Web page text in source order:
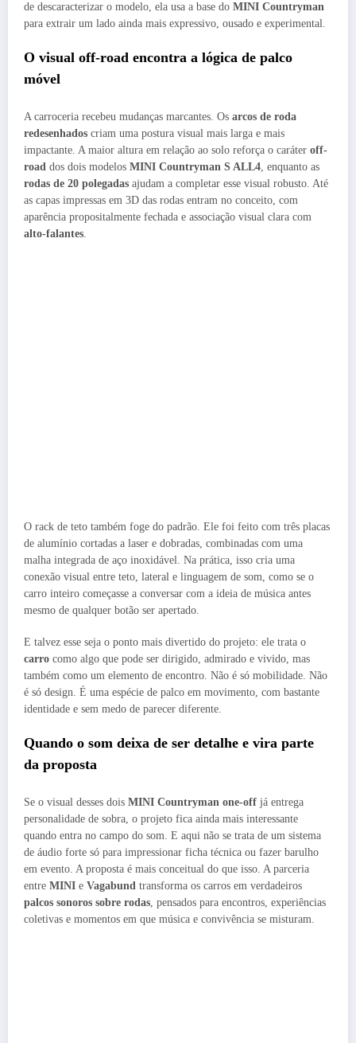
de descaracterizar o modelo, ela usa a base do MINI Countryman
para extrair um lado ainda mais expressivo, ousado e experimental.
O visual off-road encontra a lógica de palco
móvel
A carroceria recebeu mudanças marcantes. Os arcos de roda
redesenhados criam uma postura visual mais larga e mais
impactante. A maior altura em relação ao solo reforça o caráter off-
road dos dois modelos MINI Countryman S ALL4 , enquanto as
rodas de 20 polegadas ajudam a completar esse visual robusto. Até
as capas impressas em 3D das rodas entram no conceito, com
aparência propositalmente fechada e associação visual clara com
alto-falantes
O rack de teto também foge do padrão. Ele foi feito com três placas
de alumínio cortadas a laser e dobradas, combinadas com uma
malha integrada de aço inoxidável. Na prática, isso cria uma
conexão visual entre teto, lateral e linguagem de som, como se o
carro inteiro começasse a conversar com a ideia de música antes
mesmo de qualquer botão ser apertado.
E talvez esse seja o ponto mais divertido do projeto: ele trata o
carro como algo que pode ser dirigido, admirado e vivido, mas
também como um elemento de encontro. Não é só mobilidade. Não
é só design. É uma espécie de palco em movimento, com bastante
identidade e sem medo de parecer diferente.
Quando o som deixa de ser detalhe e vira parte
da proposta
Se o visual desses dois MINI Countryman one-off já entrega
personalidade de sobra, o projeto fica ainda mais interessante
quando entra no campo do som. E aqui não se trata de um sistema
de áudio forte só para impressionar ficha técnica ou fazer barulho
em evento. A proposta é mais conceitual do que isso. A parceria
entre MINI e Vagabund transforma os carros em verdadeiros
palcos sonoros sobre rodas , pensados para encontros, experiências
coletivas e momentos em que música e convivência se misturam.